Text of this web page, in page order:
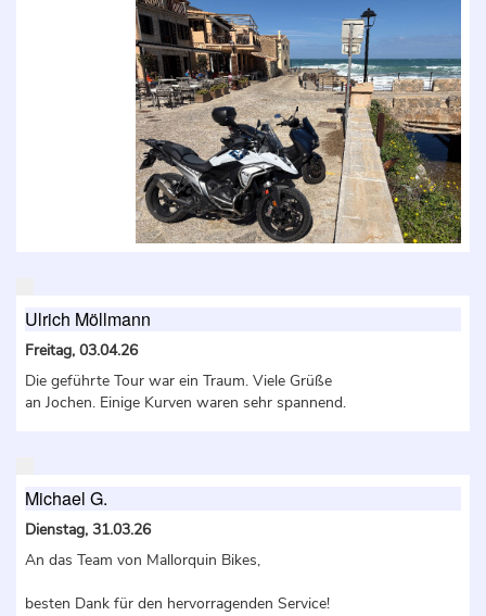
Ulrich Möllmann
Freitag, 03.04.26
Die geführte Tour war ein Traum. Viele Grüße
an Jochen. Einige Kurven waren sehr spannend.
Michael G.
Dienstag, 31.03.26
An das Team von Mallorquin Bikes,
besten Dank für den hervorragenden Service!